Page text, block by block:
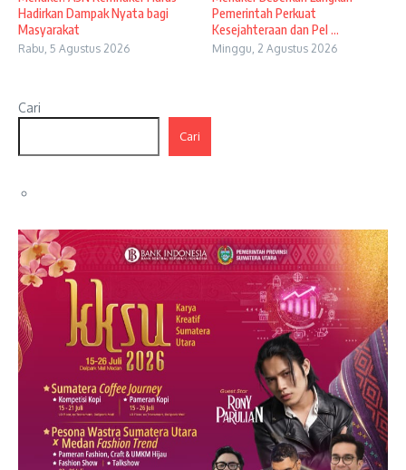
Hadirkan Dampak Nyata bagi
Masyarakat
Rabu, 5 Agustus 2026
Pemerintah Perkuat
Kesejahteraan dan Pel ...
Minggu, 2 Agustus 2026
Cari
Cari